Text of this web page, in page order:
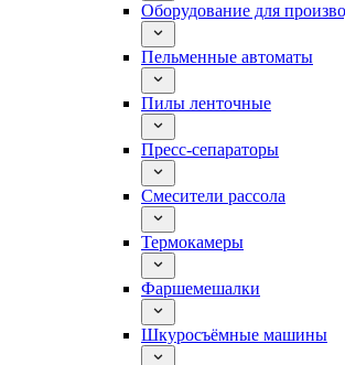
Оборудование для
Пельменные автоматы
Пилы ленточные
Пресс-сепараторы
Смесители рассола
Термокамеры
Фаршемешалки
Шкуросъёмные машины